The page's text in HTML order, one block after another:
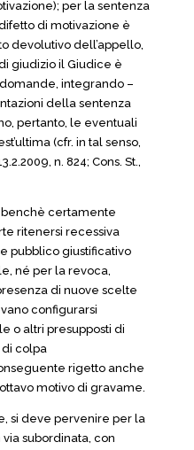
per la sentenza
di motivazione è
devolutivo dell’appello,
giudizio il Giudice è
integrando –
della sentenza
pertanto, le eventuali
(cfr. in tal senso,
n. 824; Cons. St.,
certamente
ritenersi recessiva
pubblico giustificativo
né per la revoca,
di nuove scelte
configurarsi
o altri presupposti di
di colpa
rigetto anche
motivo di gravame.
si deve pervenire per la
subordinata, con